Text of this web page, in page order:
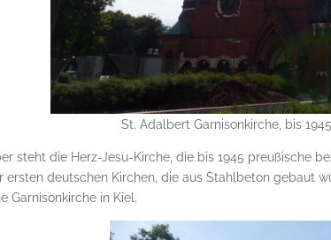
St. Adalbert Garnisonkirche, bis
steht die Herz-Jesu-Kirche, die bis 1945 preußische
ersten deutschen Kirchen, die aus Stahlbeton gebaut
Garnisonkirche in Kiel.